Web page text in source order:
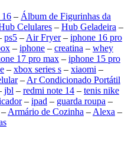
16 – Álbum de Figurinhas da
Celulares – Hub Geladeira –
ps5 – Air Fryer– iphone 16 pro
– iphone – creatina – whey
17 pro max – iphone 15 pro
– xbox series s – xiaomi –
– Ar Condicionado Portátil
jbl – redmi note 14 – tenis nike
– ipad – guarda roupa –
– Armário de Cozinha – Alexa –